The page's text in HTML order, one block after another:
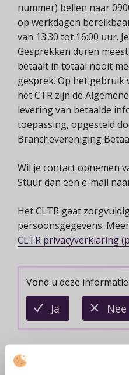
nummer) bellen naar
op werkdagen
van 13:30 tot 16:00 uur.
Gesprekken duren
betaalt in totaal nooit
gesprek. Op het gebruik
het CTR zijn de
levering van betaalde
toepassing, opgesteld
Branchevereniging
Wil je contact opnemen
Stuur dan een e-mail
Het CLTR gaat
persoonsgegevens.
CLTR privacyverklaring
Vond u deze
Ja
informatie
is
Nee